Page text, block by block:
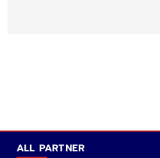
ALL PARTNER